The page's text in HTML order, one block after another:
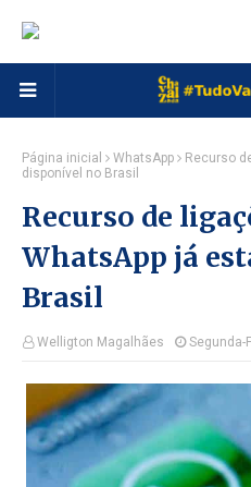
Página inicial WhatsApp
Recurso
disponível no Brasil
Recurso de
WhatsApp já
Brasil
Welligton Magalhães Segunda-